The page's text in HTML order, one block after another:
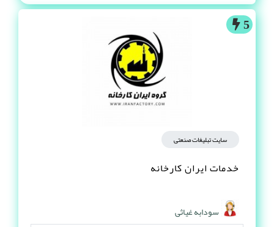
5
سایت تبلیغات صنعتی
خدمات ایران کارخانه
سودابه غیاثی